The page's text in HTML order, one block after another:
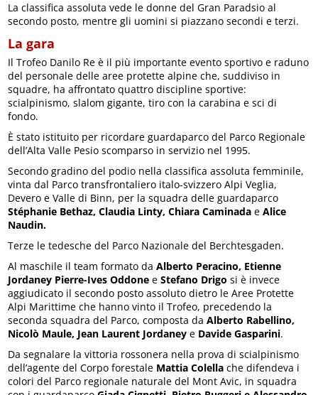
La classifica assoluta vede le donne del Gran Paradsio al
secondo posto, mentre gli uomini si piazzano secondi e terzi.
La gara
Il Trofeo Danilo Re è il più importante evento sportivo e raduno
del personale delle aree protette alpine che, suddiviso in
squadre, ha affrontato quattro discipline sportive:
scialpinismo, slalom gigante, tiro con la carabina e sci di
fondo.
È stato istituito per ricordare guardaparco del Parco Regionale
dell’Alta Valle Pesio scomparso in servizio nel 1995.
Secondo gradino del podio nella classifica assoluta femminile,
vinta dal Parco transfrontaliero italo-svizzero Alpi Veglia,
Devero e Valle di Binn, per la squadra delle guardaparco
Stéphanie Bethaz, Claudia Linty, Chiara Caminada eAlice
Naudin.
Terze le tedesche del Parco Nazionale del Berchtesgaden.
Al maschile il team formato da Alberto Peracino, Etienne
Jordaney Pierre-Ives Oddone eStefano Drigo si è invece
aggiudicato il secondo posto assoluto dietro le Aree Protette
Alpi Marittime che hanno vinto il Trofeo, precedendo la
seconda squadra del Parco, composta da Alberto Rabellino,
Nicolò Maule, Jean Laurent Jordaney e Davide Gasparini.
Da segnalare la vittoria rossonera nella prova di scialpinismo
dell’agente del Corpo forestale Mattia Colella che difendeva i
colori del Parco regionale naturale del Mont Avic, in squadra